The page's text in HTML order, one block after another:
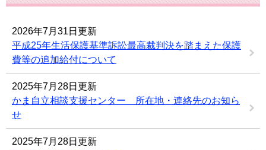
2026年7月31日更新
平成25年生活保護基準訴訟最高裁判決を踏まえた保護
費等の追加給付について
2025年7月28日更新
かま自立相談支援センター 所在地・連絡先のお知ら
せ
2025年7月28日更新